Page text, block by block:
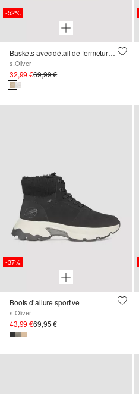
-52%
Baskets avec détail de fermeture éclair et semelle compensée
s.Oliver
32,99 €69,99 €
-37%
Boots d’allure sportive
s.Oliver
43,99 €69,95 €